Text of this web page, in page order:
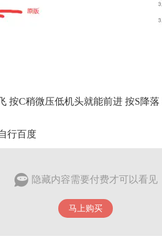
按C稍微压低机头就能前进 按S降
行百度
隐藏内容需要付费才可以看见
马上购买